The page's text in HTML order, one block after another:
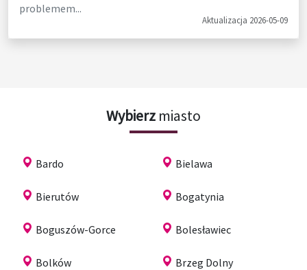
problemem...
Aktualizacja 2026-05-09
Wybierz miasto
Bardo Bielawa
Bierutów Bogatynia
Boguszów-Gorce Bolesławiec
Bolków Brzeg Dolny